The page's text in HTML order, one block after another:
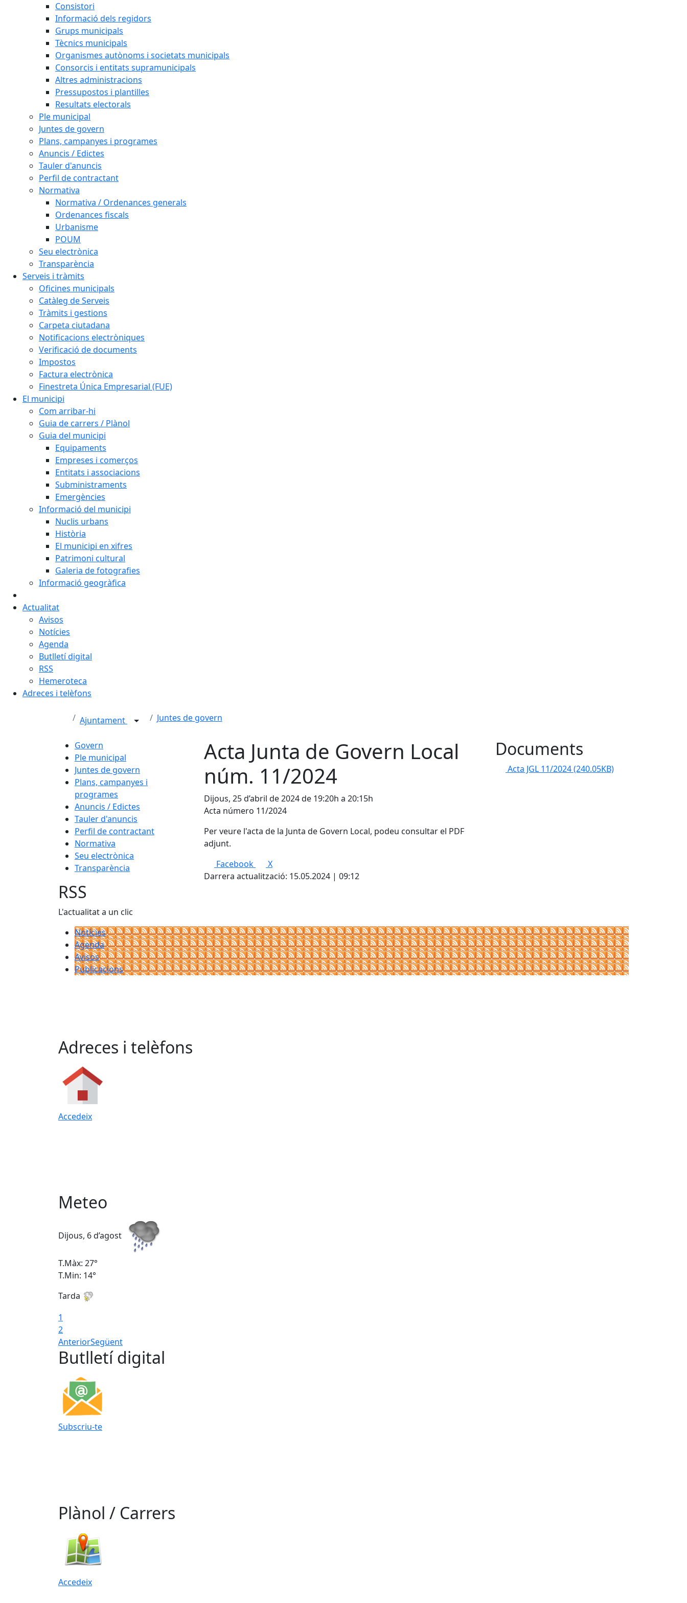
Consistori
Informació dels regidors
Grups municipals
Tècnics municipals
Organismes autònoms i societats municipals
Consorcis i entitats supramunicipals
Altres administracions
Pressupostos i plantilles
Resultats electorals
Ple municipal
Juntes de govern
Plans, campanyes i programes
Anuncis / Edictes
Tauler d'anuncis
Perfil de contractant
Normativa
Normativa / Ordenances generals
Ordenances fiscals
Urbanisme
POUM
Seu electrònica
Transparència
Serveis i tràmits
Oficines municipals
Catàleg de Serveis
Tràmits i gestions
Carpeta ciutadana
Notificacions electròniques
Verificació de documents
Impostos
Factura electrònica
Finestreta Única Empresarial (FUE)
El municipi
Com arribar-hi
Guia de carrers / Plànol
Guia del municipi
Equipaments
Empreses i comerços
Entitats i associacions
Subministraments
Emergències
Informació del municipi
Nuclis urbans
Història
El municipi en xifres
Patrimoni cultural
Galeria de fotografies
Informació geogràfica
Actualitat
Avisos
Notícies
Agenda
Butlletí digital
RSS
Hemeroteca
Adreces i telèfons
Ajuntament Juntes de govern
Govern
Ple municipal
Juntes de govern
Plans, campanyes i
programes
Anuncis / Edictes
Tauler d'anuncis
Perfil de contractant
Normativa
Seu electrònica
Transparència
Acta Junta de Govern Local
núm. 11/2024
Dijous, 25 d’abril de 2024 de 19:20h a 20:15h
Acta número 11/2024
Per veure l'acta de la Junta de Govern Local, podeu consultar el PDF
adjunt.
Facebook
X
Darrera actualització: 15.05.2024 | 09:12
Documents
Acta JGL 11/2024(240.05KB)
RSS
L'actualitat a un clic
Notícies
Agenda
Avisos
Publicacions
Adreces i telèfons
Accedeix
Meteo
Dijous, 6 d’agost
T.Màx: 27°
T.Min: 14°
Tarda
1
2
AnteriorSegüent
Butlletí digital
Subscriu-te
Plànol / Carrers
Accedeix